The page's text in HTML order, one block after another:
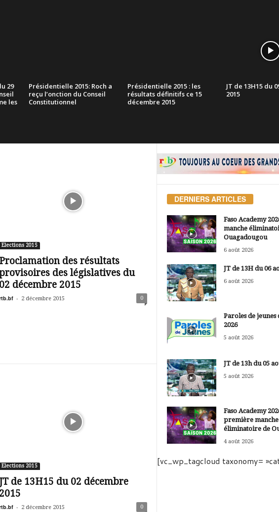
29
les
Présidentielle 2015: Roch a
reçu l’onction du Conseil
Constitutionnel
Présidentielle 2015 : les
résultats définitifs ce 15
décembre 2015
JT de 13H15 du
2015
Elections 2015
Proclamation des résultats
des législatives du
02 décembre 2015
- 2 décembre 2015 0
Elections 2015
JT de 13H15 du 02 décembre
2015
- 2 décembre 2015 0
DERNIERS ARTICLES
Faso Academy
manche
Ouagadougou
6 août 2026
JT de 13H du 06
6 août 2026
Paroles de jeunes
2026
5 août 2026
JT de 13h du 05
5 août 2026
Faso Academy
première manche
éliminatoire de
4 août 2026
[vc_wp_tagcloud taxonomy=